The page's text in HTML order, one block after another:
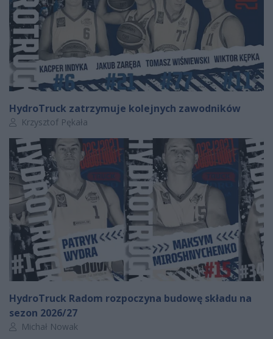
HydroTruck zatrzymuje kolejnych zawodników
Autor artykułu:
Krzysztof Pękała
HydroTruck Radom rozpoczyna budowę składu na
sezon 2026/27
Autor artykułu:
Michał Nowak